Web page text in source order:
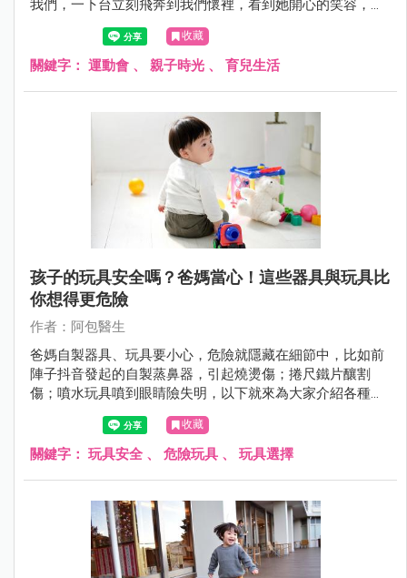
我們，一下台立刻飛奔到我們懷裡，看到她開心的笑容，真
的覺得好在有特別請假參加運動會。
收藏
關鍵字： 運動會 、 親子時光 、 育兒生活
孩子的玩具安全嗎？爸媽當心！這些器具與玩具比
你想得更危險
作者：阿包醫生
爸媽自製器具、玩具要小心，危險就隱藏在細節中，比如前
陣子抖音發起的自製蒸鼻器，引起燒燙傷；捲尺鐵片釀割
傷；噴水玩具噴到眼睛險失明，以下就來為大家介紹各種危
收藏
關鍵字： 玩具安全 、 危險玩具 、 玩具選擇